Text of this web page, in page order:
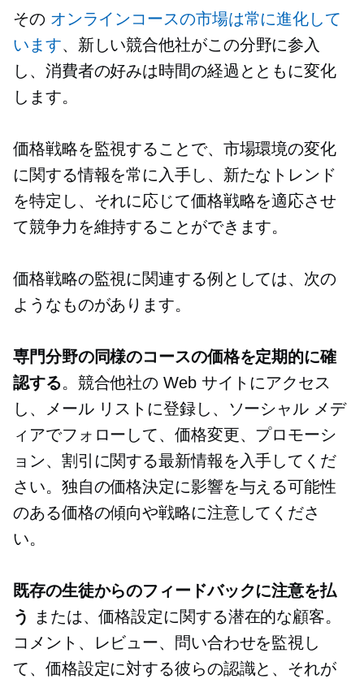
その オンラインコースの市場は常に進化して
います、新しい競合他社がこの分野に参入
し、消費者の好みは時間の経過とともに変化
します。
価格戦略を監視することで、市場環境の変化
に関する情報を常に入手し、新たなトレンド
を特定し、それに応じて価格戦略を適応させ
て競争力を維持することができます。
価格戦略の監視に関連する例としては、次の
ようなものがあります。
専門分野の同様のコースの価格を定期的に確
認する。競合他社の Web サイトにアクセス
し、メール リストに登録し、ソーシャル メデ
ィアでフォローして、価格変更、プロモーシ
ョン、割引に関する最新情報を入手してくだ
さい。独自の価格決定に影響を与える可能性
のある価格の傾向や戦略に注意してくださ
い。
既存の生徒からのフィードバックに注意を払
う
または、価格設定に関する潜在的な顧客。
コメント、レビュー、問い合わせを監視し
て、価格設定に対する彼らの認識と、それが